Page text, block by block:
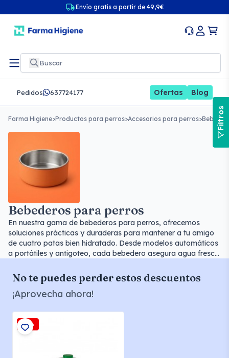
Envío gratis a partir de 49,9€
Pedidos 637724177 Ofertas Blog
Farma Higiene>Productos para perros>Accesorios para perros>
Bebederos para perros
En nuestra gama de bebederos para perros, ofrecemos
soluciones prácticas y duraderas para mantener a tu amigo
de cuatro patas bien hidratado. Desde modelos automáticos
a portátiles y antigoteo, cada bebedero asegura agua fresca
felicidad diarios.
No te puedes perder estos descuentos
¡Aprovecha ahora!
-3%
Filtros